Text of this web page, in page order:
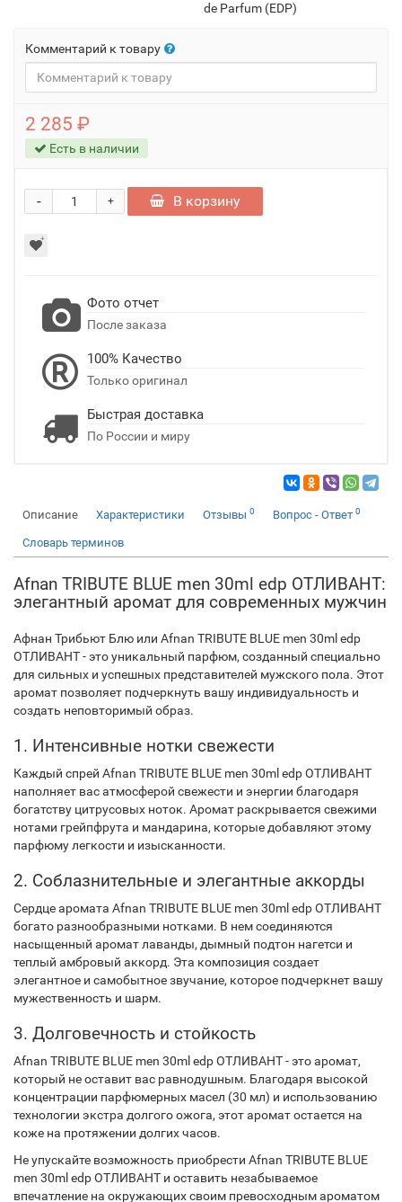
de Parfum (EDP)
Комментарий к товару
2 285 ₽
Есть в наличии
+
- В корзину
Фото отчет
После заказа
100% Качество
Только оригинал
Быстрая доставка
По России и миру
Описание Характеристики Отзывы 0 Вопрос - Ответ 0
Словарь терминов
Afnan TRIBUTE BLUE men 30ml edp ОТЛИВАНТ:
элегантный аромат для современных мужчин
Афнан Трибьют Блю или Afnan TRIBUTE BLUE men 30ml edp
ОТЛИВАНТ - это уникальный парфюм, созданный специально
для сильных и успешных представителей мужского пола. Этот
аромат позволяет подчеркнуть вашу индивидуальность и
создать неповторимый образ.
1. Интенсивные нотки свежести
Каждый спрей Afnan TRIBUTE BLUE men 30ml edp ОТЛИВАНТ
наполняет вас атмосферой свежести и энергии благодаря
богатству цитрусовых ноток. Аромат раскрывается свежими
нотами грейпфрута и мандарина, которые добавляют этому
парфюму легкости и изысканности.
2. Соблазнительные и элегантные аккорды
Сердце аромата Afnan TRIBUTE BLUE men 30ml edp ОТЛИВАНТ
богато разнообразными нотками. В нем соединяются
насыщенный аромат лаванды, дымный подтон нагетси и
теплый амбровый аккорд. Эта композиция создает
элегантное и самобытное звучание, которое подчеркнет вашу
мужественность и шарм.
3. Долговечность и стойкость
Afnan TRIBUTE BLUE men 30ml edp ОТЛИВАНТ - это аромат,
который не оставит вас равнодушным. Благодаря высокой
концентрации парфюмерных масел (30 мл) и использованию
технологии экстра долгого ожога, этот аромат остается на
коже на протяжении долгих часов.
Не упускайте возможность приобрести Afnan TRIBUTE BLUE
men 30ml edp ОТЛИВАНТ и оставить незабываемое
впечатление на окружающих своим превосходным ароматом